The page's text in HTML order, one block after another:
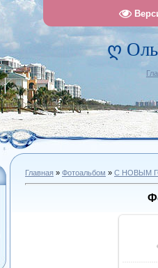
ღ
Главная » Фотоальбом » С НОВЫМ